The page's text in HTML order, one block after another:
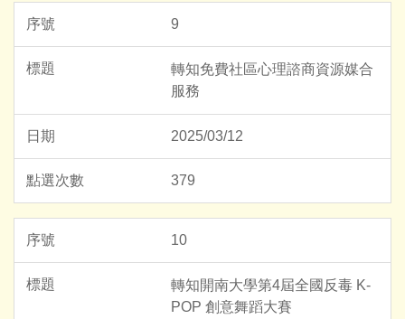
9
轉知免費社區心理諮商資源媒合
服務
2025/03/12
379
10
轉知開南大學第4屆全國反毒 K-
POP 創意舞蹈大賽